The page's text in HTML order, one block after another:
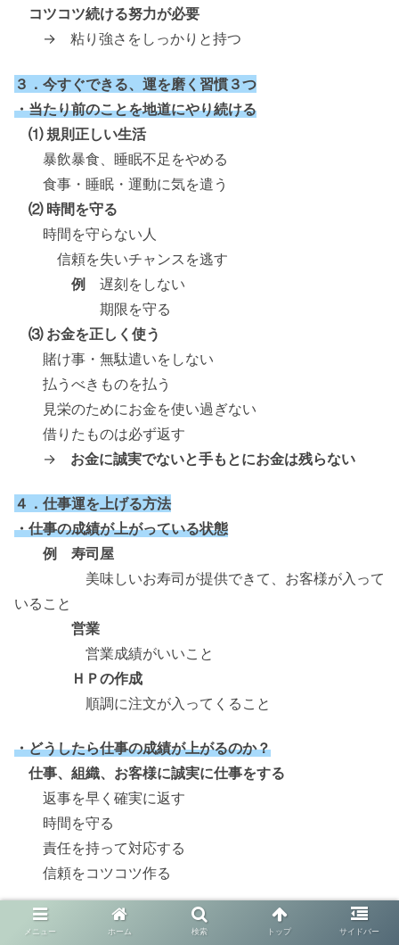
コツコツ続ける努力が必要
→ 粘り強さをしっかりと持つ
３．今すぐできる、運を磨く習慣３つ
・当たり前のことを地道にやり続ける
⑴ 規則正しい生活
暴飲暴食、睡眠不足をやめる
食事・睡眠・運動に気を遣う
⑵ 時間を守る
時間を守らない人
信頼を失いチャンスを逃す
例 遅刻をしない
期限を守る
⑶ お金を正しく使う
賭け事・無駄遣いをしない
払うべきものを払う
見栄のためにお金を使い過ぎない
借りたものは必ず返す
→ お金に誠実でないと手もとにお金は残らない
４．仕事運を上げる方法
・仕事の成績が上がっている状態
例 寿司屋
美味しいお寿司が提供できて、お客様が入って
いること
営業
営業成績がいいこと
ＨＰの作成
順調に注文が入ってくること
・どうしたら仕事の成績が上がるのか？
仕事、組織、お客様に誠実に仕事をする
返事を早く確実に返す
時間を守る
責任を持って対応する
信頼をコツコツ作る
５．いつも運が悪い人の特徴３つ
メニュー ホーム 検索 トップ サイドバー